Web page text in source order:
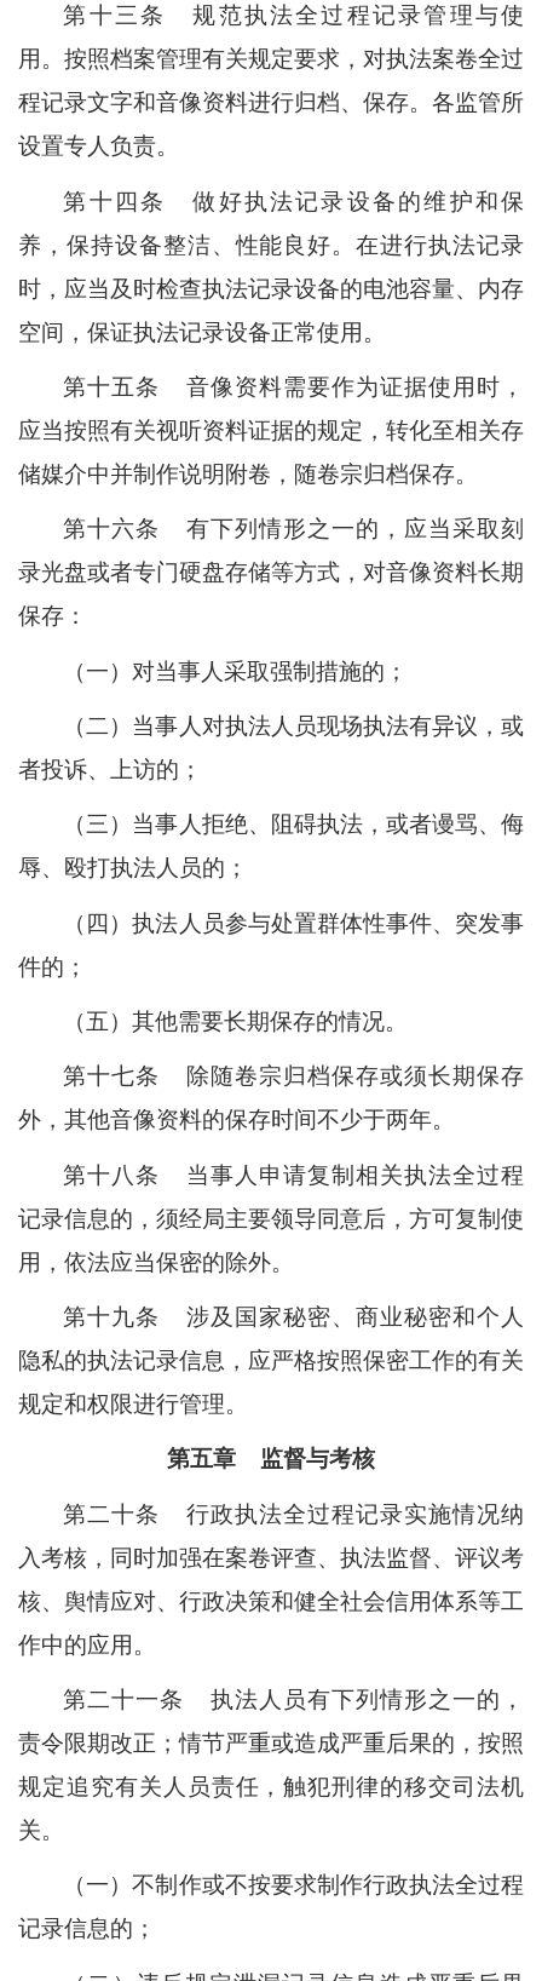
第十三条
规范执法全过程记录管理与使
用。按照档案管理有关规定要求，对执法案卷全过
程记录文字和音像资料进行归档、保存。各监管所
设置专人负责。
第十四条
做好执法记录设备的维护和保
养，保持设备整洁、性能良好。在进行执法记录
时，应当及时检查执法记录设备的电池容量、内存
空间，保证执法记录设备正常使用。
第十五条
音像资料需要作为证据使用时，
应当按照有关视听资料证据的规定，转化至相关存
储媒介中并制作说明附卷，随卷宗归档保存。
第十六条
有下列情形之一的，应当采取刻
录光盘或者专门硬盘存储等方式，对音像资料长期
保存：
（一）对当事人采取强制措施的；
（二）当事人对执法人员现场执法有异议，或
者投诉、上访的；
（三）当事人拒绝、阻碍执法，或者谩骂、侮
辱、殴打执法人员的；
（四）执法人员参与处置群体性事件、突发事
件的；
（五）其他需要长期保存的情况。
第十七条
除随卷宗归档保存或须长期保存
外，其他音像资料的保存时间不少于两年。
第十八条
当事人申请复制相关执法全过程
记录信息的，须经局主要领导同意后，方可复制使
用，依法应当保密的除外。
第十九条
涉及国家秘密、商业秘密和个人
隐私的执法记录信息，应严格按照保密工作的有关
规定和权限进行管理。
第五章 监督与考核
第二十条
行政执法全过程记录实施情况纳
入考核，同时加强在案卷评查、执法监督、评议考
核、舆情应对、行政决策和健全社会信用体系等工
作中的应用。
第二十一条
执法人员有下列情形之一的，
责令限期改正；情节严重或造成严重后果的，按照
规定追究有关人员责任，触犯刑律的移交司法机
关。
（一）不制作或不按要求制作行政执法全过程
记录信息的；